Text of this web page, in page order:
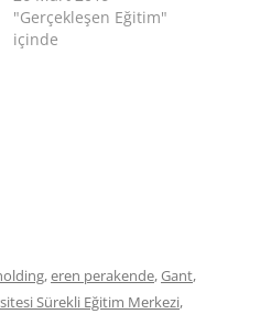
"Gerçekleşen Eğitim"
içinde
,eren perakende,Gant,
Sürekli Eğitim Merkezi,